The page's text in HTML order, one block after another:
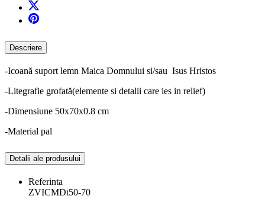
Descriere
-Icoană suport lemn Maica Domnului si/sau Isus Hristos
-Litegrafie grofată(elemente si detalii care ies in relief)
-Dimensiune 50x70x0.8 cm
-Material pal
Detalii ale produsului
Referinta
ZVICMDt50-70